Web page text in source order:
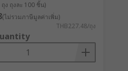
it
ง ถุงละ 100 ชิ้น)
(ไม่รวมภาษีมูลค่าเพิ่ม)
THB227.48/ถุง